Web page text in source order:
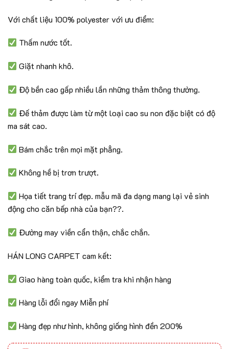
Với chất liệu 100% polyester với ưu điểm:
Thấm nước tốt.
Giặt nhanh khô.
Độ bền cao gấp nhiều lần những thảm thông thường.
Đế thảm được làm từ một loại cao su non đặc biệt có độ
ma sát cao.
Bám chắc trên mọi mặt phẳng.
Không hề bị trơn trượt.
Họa tiết trang trí đẹp. mẫu mã đa dạng mang lại vẻ sinh
động cho căn bếp nhà của bạn??.
Đường may viền cẩn thận, chắc chắn.
HÁN LONG CARPET cam kết:
Giao hàng toàn quốc, kiểm tra khi nhận hàng
Hàng lỗi đổi ngay Miễn phí
Hàng đẹp như hình, không giống hình đền 200%